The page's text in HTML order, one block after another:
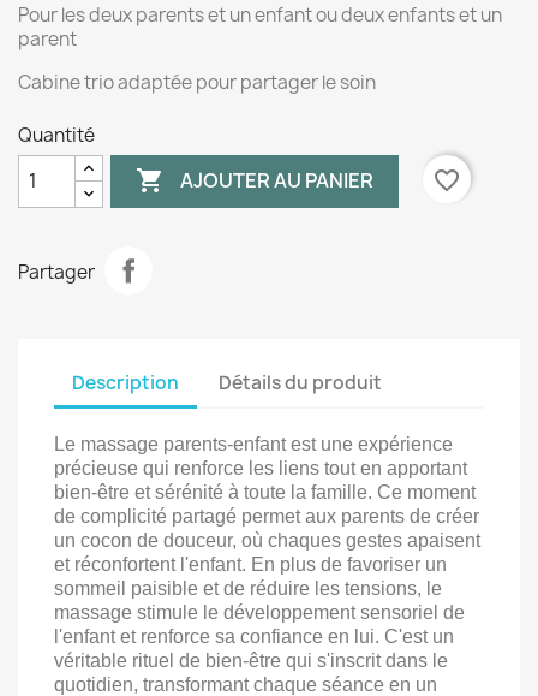
Pour les deux parents et un enfant ou deux enfants et un
parent
Cabine trio adaptée pour partager le soin
Quantité
 AJOUTER AU PANIER favorite_border
Partager
Description Détails du produit
Le massage parents-enfant est une expérience
précieuse qui renforce les liens tout en apportant
bien-être et sérénité à toute la famille. Ce moment
de complicité partagé permet aux parents de créer
un cocon de douceur, où chaques gestes apaisent
et réconfortent l'enfant. En plus de favoriser un
sommeil paisible et de réduire les tensions, le
massage stimule le développement sensoriel de
l'enfant et renforce sa confiance en lui. C'est un
véritable rituel de bien-être qui s'inscrit dans le
quotidien, transformant chaque séance en un